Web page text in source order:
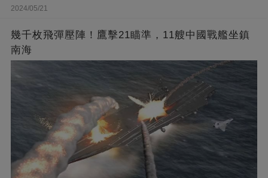
2024/05/21
幾千枚飛彈壓陣！鷹擊21瞄準，11艘中國戰艦坐鎮
南海